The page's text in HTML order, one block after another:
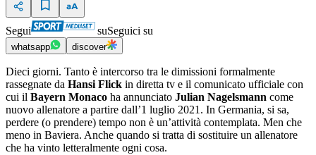
Segui suSeguici su
whatsapp discover
Dieci giorni. Tanto è intercorso tra le dimissioni formalmente
rassegnate da Hansi Flick in diretta tv e il comunicato ufficiale con
cui il Bayern Monaco ha annunciato Julian Nagelsmann come
nuovo allenatore a partire dall’1 luglio 2021. In Germania, si sa,
perdere (o prendere) tempo non è un’attività contemplata. Men che
meno in Baviera. Anche quando si tratta di sostituire un allenatore
che ha vinto letteralmente ogni cosa.